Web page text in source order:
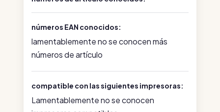
números EAN conocidos:
lamentablemente no se conocen más
números de artículo
compatible con las siguientes impresoras:
Lamentablemente no se conocen